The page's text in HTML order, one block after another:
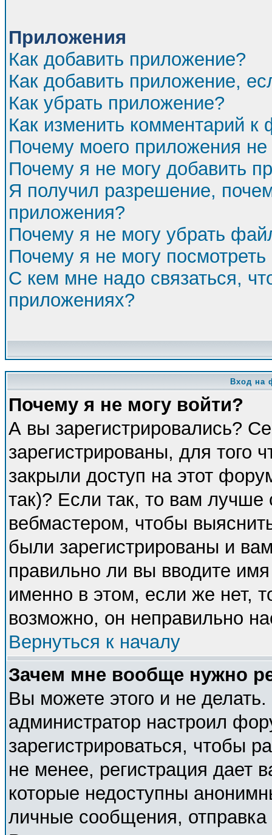
Приложения
Как добавить приложение?
Как добавить приложение,
Как убрать приложение?
Как изменить комментарий к
Почему моего приложения не
Почему я не могу добавить
Я получил разрешение,
приложения?
Почему я не могу убрать
Почему я не могу
С кем мне надо связаться,
приложениях?
Вход на
Почему я не могу войти?
А вы зарегистрировались?
зарегистрированы, для того
закрыли доступ на этот
так)? Если так, то вам лучше
вебмастером, чтобы
были зарегистрированы и
правильно ли вы вводите
именно в этом, если же нет,
возможно, он неправильно
Вернуться к началу
Зачем мне вообще нужно
Вы можете этого и не делать.
администратор настроил
зарегистрироваться, чтобы
не менее, регистрация дает
которые недоступны
личные сообщения, отправка